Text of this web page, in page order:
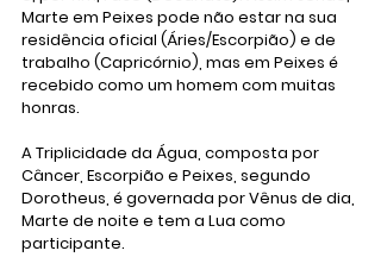
Marte em Peixes pode não estar na sua
residência oficial (Áries/Escorpião) e de
trabalho (Capricórnio), mas em Peixes é
recebido como um homem com muitas
honras.
A Triplicidade da Água, composta por
Câncer, Escorpião e Peixes, segundo
Dorotheus, é governada por Vênus de dia,
Marte de noite e tem a Lua como
participante.